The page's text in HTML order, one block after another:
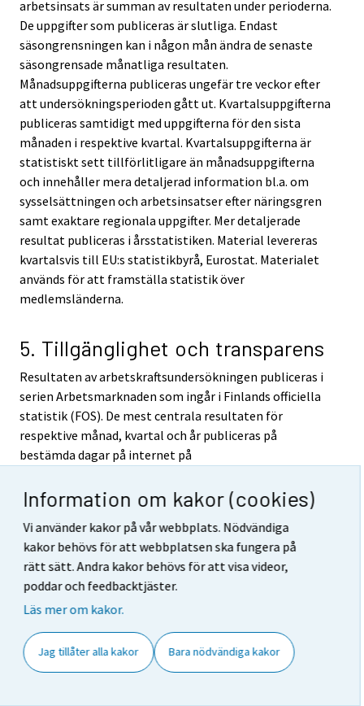
Information om kakor (cookies)
Vi använder kakor på vår webbplats. Nödvändiga
kakor behövs för att webbplatsen ska fungera på
rätt sätt. Andra kakor behövs för att visa videor,
poddar och feedbacktjäster.
Läs mer om kakor.
Jag tillåter alla kakor Bara nödvändiga kakor
arbetsinsats är summan av resultaten under perioderna.
De uppgifter som publiceras är slutliga. Endast
säsongrensningen kan i någon mån ändra de senaste
säsongrensade månatliga resultaten.
Månadsuppgifterna publiceras ungefär tre veckor efter
att undersökningsperioden gått ut. Kvartalsuppgifterna
publiceras samtidigt med uppgifterna för den sista
månaden i respektive kvartal. Kvartalsuppgifterna är
statistiskt sett tillförlitligare än månadsuppgifterna
och innehåller mera detaljerad information bl.a. om
sysselsättningen och arbetsinsatser efter näringsgren
samt exaktare regionala uppgifter. Mer detaljerade
resultat publiceras i årsstatistiken. Material levereras
kvartalsvis till EU:s statistikbyrå, Eurostat. Materialet
används för att framställa statistik över
medlemsländerna.
5. Tillgänglighet och transparens
Resultaten av arbetskraftsundersökningen publiceras i
serien Arbetsmarknaden som ingår i Finlands officiella
statistik (FOS). De mest centrala resultaten för
respektive månad, kvartal och år publiceras på
bestämda dagar på internet på
http://tilastokeskus.fi/til/tyti/index_sv.html . Via
länkarna på ingångssidan kommer man bl.a. till
statistikens kvalitetsbeskrivning, begrepp och
definitioner samt arbetskraftsundersökningens
avgiftsfria statistikdatabastabeller (StatFin). Över
internet fås uppgifter också ur Statistikcentralens
avgiftsbelagda tidsseriedatabas ASTIKA. Eurostat
publicerar arbetskraftsundersökningens kvartals- och
årsuppgifter på sin egen webbplats.